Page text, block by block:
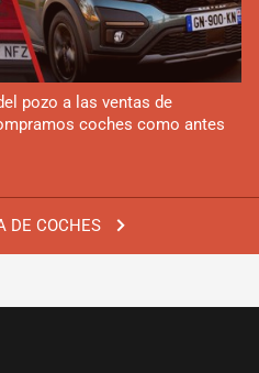
DE COCHES
pozo a las ventas de
coches como antes